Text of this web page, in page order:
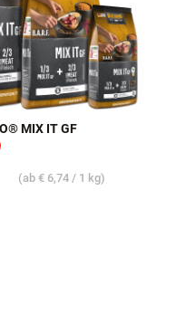
MIX IT GF
(ab € 6,74 / 1 kg)